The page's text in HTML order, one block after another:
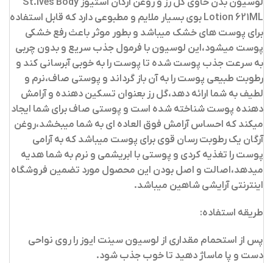
Lotion 621ML بوی بسیار ملایم و مطبوعی دارد که قابل استفاده
برای پوست های خشک میباشد و بطور موثر باعث رفع خشکی
پوست میشود،این لوسیون با فرمول جذب سریع و بدون چربی
به سرعت جذب پوست شده تا پوست را به خوبی آبرسانی کند و
رطوبت طبیعی پوست را به آن باز گرداند و پوستی صاف،نرم و
لطیف به شما ارائه دهد،گل رز بعنوان تسکین دهنده و آرامش
دهنده پوست شناخته شده است و پوستی صاف برای شما ایجاد
میکند که احساس آرامش فوق العاده ای به شما میبخشد،روغن
آرگان یک رطوبت رسان قوی برای پوست میباشد که به آرامی
پوست را تغذیه کردی و پوستی با ابریشمی و نرم به شما هدیه
میدهد،اصالت و اصل بودن این محصول مورد تضمین فروشگاه
اینترنتی آرایشی شاهین میباشد.
طریقه استفاده:
پس از استحمام مقداری از لوسیون سینت ایوز را روی نواحی
دست و پا ماساژ دهید تا خوب جذب شود.